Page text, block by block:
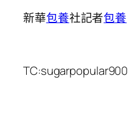
新華包養社記者包養
TC:sugarpopular900